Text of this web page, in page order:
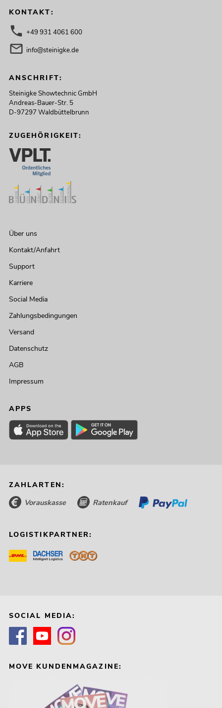
KONTAKT:
+49 931 4061 600
info@steinigke.de
ANSCHRIFT:
Steinigke Showtechnic GmbH
Andreas-Bauer-Str. 5
D-97297 Waldbüttelbrunn
ZUGEHÖRIGKEIT:
Über uns
Kontakt/Anfahrt
Support
Karriere
Social Media
Zahlungsbedingungen
Versand
Datenschutz
AGB
Impressum
APPS
ZAHLARTEN:
Vorauskasse Ratenkauf
LOGISTIKPARTNER:
SOCIAL MEDIA:
MOVE KUNDENMAGAZINE: